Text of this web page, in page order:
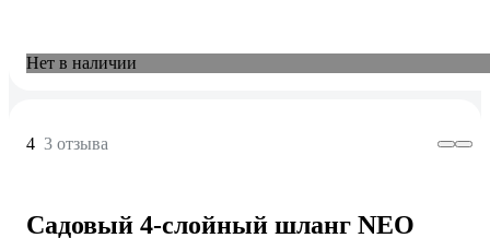
Нет в наличии
4 3 отзыва
Садовый 4-слойный шланг NEO